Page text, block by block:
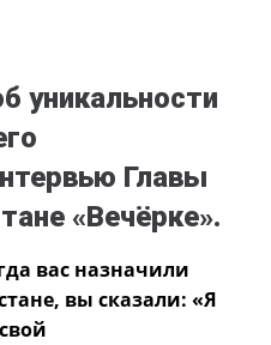
уникальности
Главы
«Вечёрке».
вас назначили
вы сказали: «Я